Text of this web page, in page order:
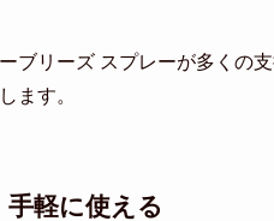
ブリーズ スプレーが多くの
ます。
手軽に使える